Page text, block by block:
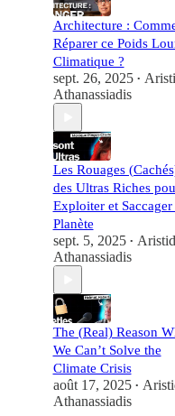
Architecture :
Réparer ce Poids
Climatique ?
sept. 26, 2025 •
Athanassiadis
Les Rouages
des Ultras Riches
Exploiter et Saccager
Planète
sept. 5, 2025 •
Athanassiadis
The (Real) Reason
We Can’t Solve the
Climate Crisis
août 17, 2025 •
Athanassiadis